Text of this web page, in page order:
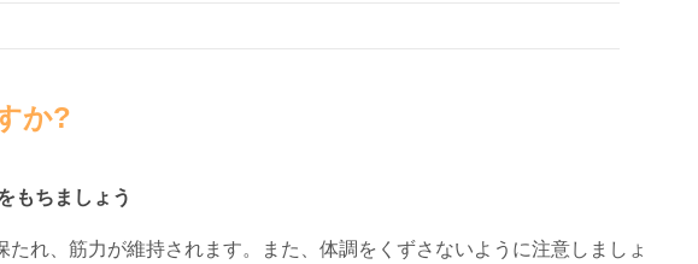
か?
もちましょう
れ、筋力が維持されます。また、体調をくずさないように注意しましょ